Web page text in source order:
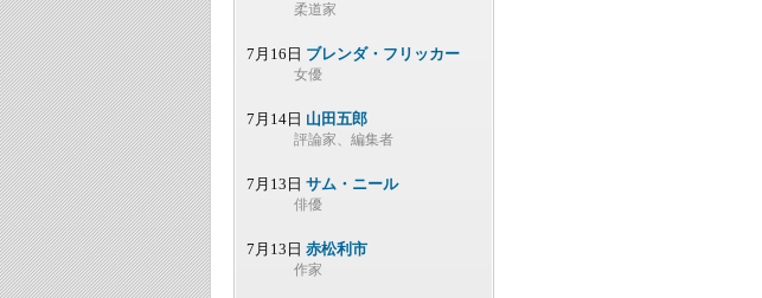
柔道家
7月16日 ブレンダ・フリッカー
女優
7月14日 山田五郎
評論家、編集者
7月13日 サム・ニール
俳優
7月13日 赤松利市
作家